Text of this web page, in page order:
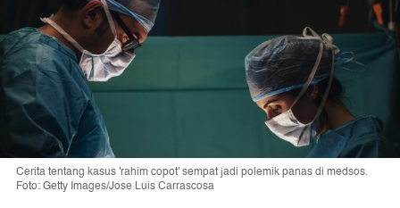
Cerita tentang kasus 'rahim copot' sempat jadi polemik panas di medsos.
Foto: Getty Images/Jose Luis Carrascosa